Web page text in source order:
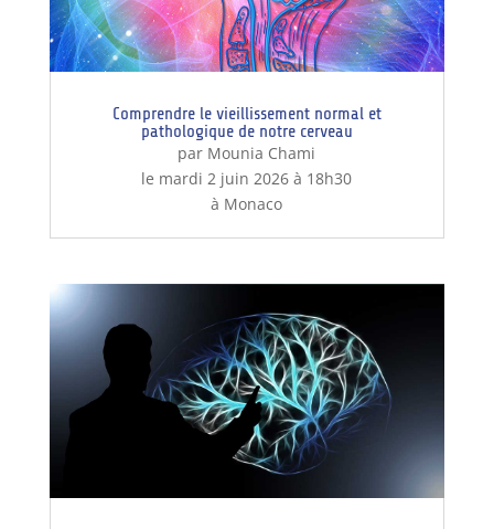
Comprendre le vieillissement normal et
pathologique de notre cerveau
par Mounia Chami
le mardi 2 juin 2026 à 18h30
à Monaco